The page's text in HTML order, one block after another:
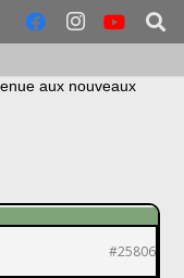
aux nouveaux
#25806